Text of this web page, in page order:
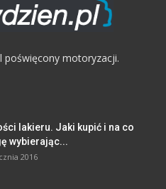
motoryzacji.
lakieru. Jaki kupić i na co
wybierając...
2016